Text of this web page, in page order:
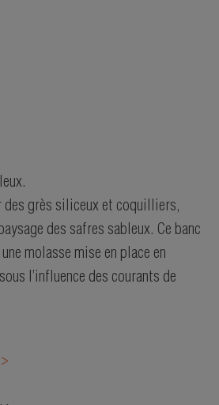
des grès siliceux et coquilliers,
des safres sableux. Ce banc
molasse mise en place en
l’influence des courants de